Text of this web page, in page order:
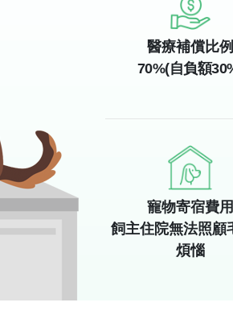
醫療補償比例
70%(自負額
寵物寄宿費用
飼主住院無法照顧
煩惱